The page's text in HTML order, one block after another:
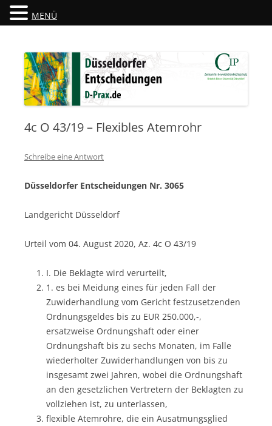
Düsseldorfer Entscheidungen
4c O 43/19 – Flexibles Atemrohr
Schreibe eine Antwort
Düsseldorfer Entscheidungen Nr. 3065
Landgericht Düsseldorf
Urteil vom 04. August 2020, Az. 4c O 43/19
I. Die Beklagte wird verurteilt,
1. es bei Meidung eines für jeden Fall der
Zuwiderhandlung vom Gericht festzusetzenden
Ordnungsgeldes bis zu EUR 250.000,-,
ersatzweise Ordnungshaft oder einer
Ordnungshaft bis zu sechs Monaten, im Falle
wiederholter Zuwiderhandlungen von bis zu
insgesamt zwei Jahren, wobei die Ordnungshaft
an den gesetzlichen Vertretern der Beklagten zu
vollziehen ist, zu unterlassen,
flexible Atemrohre, die ein Ausatmungsglied
MENÜ